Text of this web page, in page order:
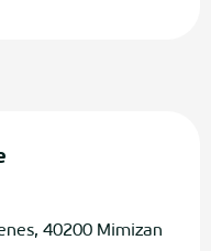
40200 Mimizan